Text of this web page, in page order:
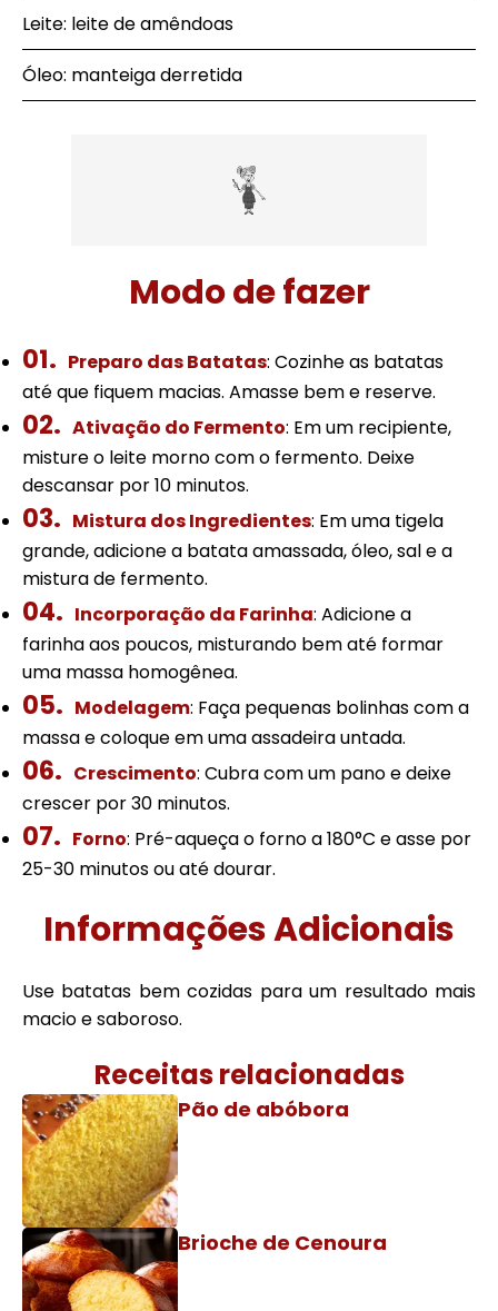
Leite: leite de amêndoas
Óleo: manteiga derretida
Modo de fazer
Preparo das Batatas: Cozinhe as batatas
até que fiquem macias. Amasse bem e reserve.
Ativação do Fermento: Em um recipiente,
misture o leite morno com o fermento. Deixe
descansar por 10 minutos.
Mistura dos Ingredientes: Em uma tigela
grande, adicione a batata amassada, óleo, sal e a
mistura de fermento.
Incorporação da Farinha: Adicione a
farinha aos poucos, misturando bem até formar
uma massa homogênea.
Modelagem: Faça pequenas bolinhas com a
massa e coloque em uma assadeira untada.
Crescimento: Cubra com um pano e deixe
crescer por 30 minutos.
Forno: Pré-aqueça o forno a 180°C e asse por
25-30 minutos ou até dourar.
Informações Adicionais
Use batatas bem cozidas para um resultado mais
macio e saboroso.
Receitas relacionadas
Pão de abóbora
Brioche de Cenoura